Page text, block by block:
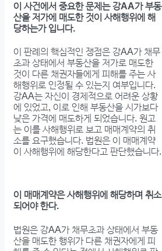
이 사건에서 중요한 문제는 강AA가 부동
산을 저가에 매도한 것이 사해행위에 해
당하는가 입니다.
이 판례의 핵심적인 쟁점은 강AA가 채무
초과 상태에서 부동산을 저가로 매도한
것이 다른 채권자들에게 피해를 주는 사
해행위로 인정될 수 있는지 여부입니다.
강AA는 자신이 경제적으로 어려운 상황
에 있었고, 이로 인해 부동산을 시가보다
낮은 가격에 매도하게 되었습니다. 원고
는 이를 사해행위로 보고 매매계약의 취
소를 요구했습니다. 법원은 이 매매계약
이 사해행위에 해당한다고 판단했습니다.
이 매매계약은 사해행위에 해당하며 취소
되어야 한다.
법원은 강AA가 채무초과 상태에서 부동
산을 매도한 행위가 다른 채권자에게 피